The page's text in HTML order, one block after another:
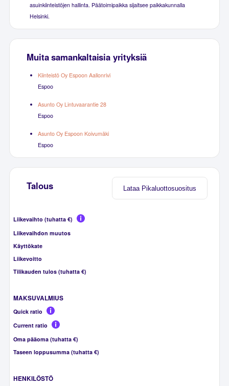
asuinkiinteistöjen hallinta. Päätoimipaikka sijaitsee paikkakunnalla
Helsinki.
Muita samankaltaisia yrityksiä
Kiinteistö Oy Espoon Aallonrivi
Espoo
Asunto Oy Lintuvaarantie 28
Espoo
Asunto Oy Espoon Koivumäki
Espoo
Lataa Pikaluottosuositus
Talous
Liikevaihto (tuhatta €)
Liikevaihdon muutos
Käyttökate
Liikevoitto
Tilikauden tulos (tuhatta €)
MAKSUVALMIUS
Quick ratio
Current ratio
Oma pääoma (tuhatta €)
Taseen loppusumma (tuhatta €)
HENKILÖSTÖ